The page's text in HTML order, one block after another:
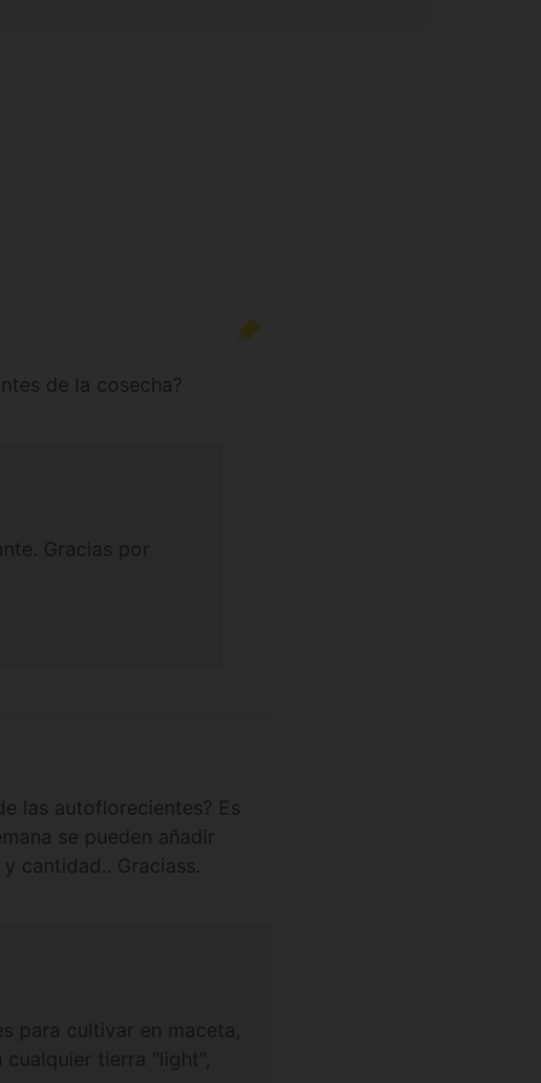
de la cosecha?
Gracias por
las autoflorecientes? Es
se pueden añadir
cantidad.. Graciass.